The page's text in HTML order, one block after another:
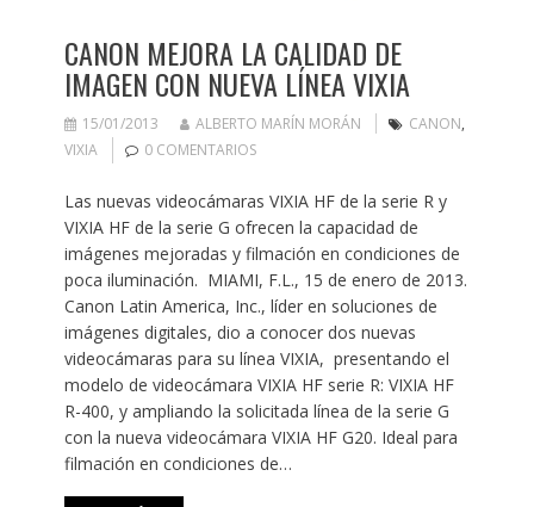
CANON MEJORA LA CALIDAD DE
IMAGEN CON NUEVA LÍNEA VIXIA
15/01/2013 ALBERTO MARÍN MORÁN CANON,
VIXIA
0 COMENTARIOS
Las nuevas videocámaras VIXIA HF de la serie R y
VIXIA HF de la serie G ofrecen la capacidad de
imágenes mejoradas y filmación en condiciones de
poca iluminación. MIAMI, F.L., 15 de enero de 2013.
Canon Latin America, Inc., líder en soluciones de
imágenes digitales, dio a conocer dos nuevas
videocámaras para su línea VIXIA, presentando el
modelo de videocámara VIXIA HF serie R: VIXIA HF
R-400, y ampliando la solicitada línea de la serie G
con la nueva videocámara VIXIA HF G20. Ideal para
filmación en condiciones de…